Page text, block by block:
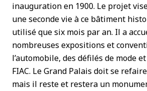
inauguration en 1900. Le projet
une seconde vie à ce bâtiment
utilisé que six mois par an. Il a
nombreuses expositions et
l’automobile, des défilés de mode
FIAC. Le Grand Palais doit se
mais il reste et restera un